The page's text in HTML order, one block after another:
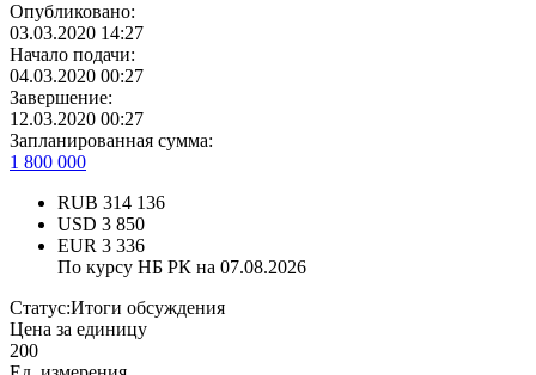
Опубликовано:
03.03.2020 14:27
Начало подачи:
04.03.2020 00:27
Завершение:
12.03.2020 00:27
Запланированная сумма:
1 800 000
RUB 314 136
USD 3 850
EUR 3 336
По курсу НБ РК на 07.08.2026
Статус:Итоги обсуждения
Цена за единицу
200